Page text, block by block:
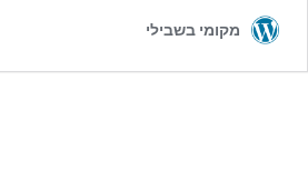
מקומי בשבילי